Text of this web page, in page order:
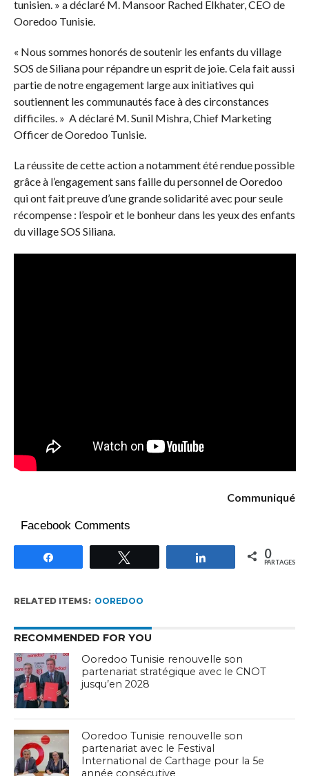
tunisien. » a déclaré M. Mansoor Rached Elkhater, CEO de
Ooredoo Tunisie.
« Nous sommes honorés de soutenir les enfants du village
SOS de Siliana pour répandre un esprit de joie. Cela fait aussi
partie de notre engagement large aux initiatives qui
soutiennent les communautés face à des circonstances
difficiles. » A déclaré M. Sunil Mishra, Chief Marketing
Officer de Ooredoo Tunisie.
La réussite de cette action a notamment été rendue possible
grâce à l’engagement sans faille du personnel de Ooredoo
qui ont fait preuve d’une grande solidarité avec pour seule
récompense : l’espoir et le bonheur dans les yeux des enfants
du village SOS Siliana.
Communiqué
Facebook Comments
Partagez 0
PARTAGES
RELATED ITEMS: OOREDOO
RECOMMENDED FOR YOU
Ooredoo Tunisie renouvelle son
partenariat stratégique avec le CNOT
jusqu’en 2028
Ooredoo Tunisie renouvelle son
partenariat avec le Festival
International de Carthage pour la 5e
année consécutive